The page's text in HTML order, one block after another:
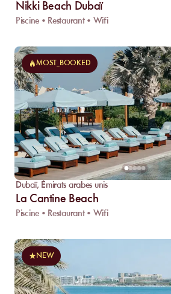
Nikki Beach Dubaï
Piscine • Restaurant • Wifi
MOST_BOOKED
Dubaï, Émirats arabes unis
La Cantine Beach
Piscine • Restaurant • Wifi
NEW